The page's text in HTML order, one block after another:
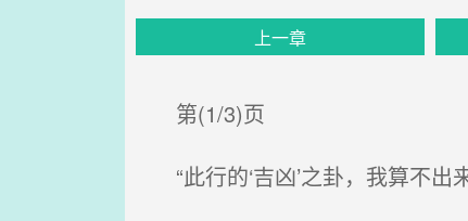
上一章
第(1/3)页
“此行的‘吉凶’之卦，我算不出